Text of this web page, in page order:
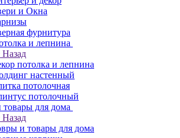
и Окна
фурнитура
и лепнина
Назад
потолка и лепнина
настенный
потолочная
потолочный
для дома
Назад
и товары для дома